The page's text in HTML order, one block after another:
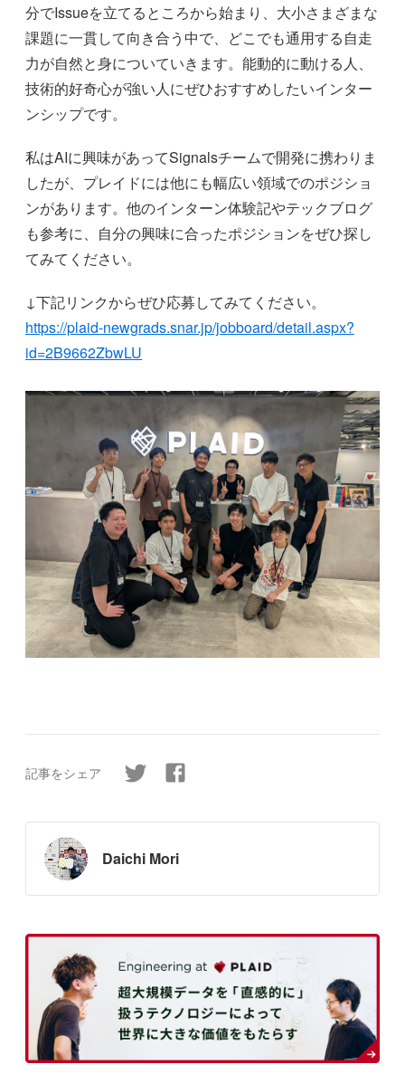
分でIssueを立てるところから始まり、大小さまざまな
課題に一貫して向き合う中で、どこでも通用する自走
力が自然と身についていきます。能動的に動ける人、
技術的好奇心が強い人にぜひおすすめしたいインター
ンシップです。
私はAIに興味があってSignalsチームで開発に携わりま
したが、プレイドには他にも幅広い領域でのポジショ
ンがあります。他のインターン体験記やテックブログ
も参考に、自分の興味に合ったポジションをぜひ探し
てみてください。
↓下記リンクからぜひ応募してみてください。
https://plaid-newgrads.snar.jp/jobboard/detail.aspx?
id=2B9662ZbwLU
記事をシェア
Daichi Mori